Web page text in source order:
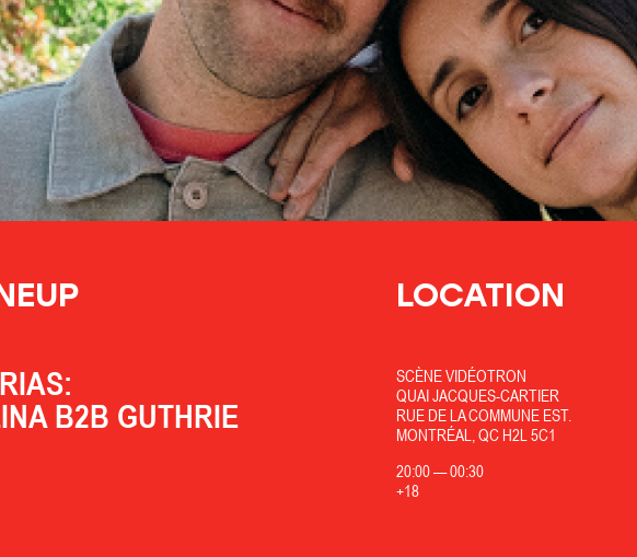
LOCATION
B2B GUTHRIE
SCÈNE VIDÉOTRON
QUAI JACQUES-CARTIER
RUE DE LA COMMUNE EST.
MONTRÉAL, QC H2L 5C1
20:00—00:30
+18